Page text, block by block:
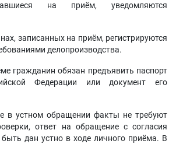
на приём, уведомляются
записанных на приём, регистрируются
делопроизводства.
гражданин обязан предъявить паспорт
Федерации или документ его
в устном обращении факты не требуют
ответ на обращение с согласия
дан устно в ходе личного приёма. В